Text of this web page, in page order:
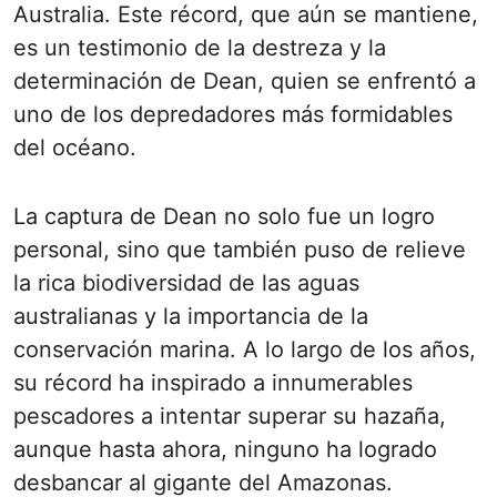
Australia. Este récord, que aún se mantiene,
es un testimonio de la destreza y la
determinación de Dean, quien se enfrentó a
uno de los depredadores más formidables
del océano.
La captura de Dean no solo fue un logro
personal, sino que también puso de relieve
la rica biodiversidad de las aguas
australianas y la importancia de la
conservación marina. A lo largo de los años,
su récord ha inspirado a innumerables
pescadores a intentar superar su hazaña,
aunque hasta ahora, ninguno ha logrado
desbancar al gigante del Amazonas.